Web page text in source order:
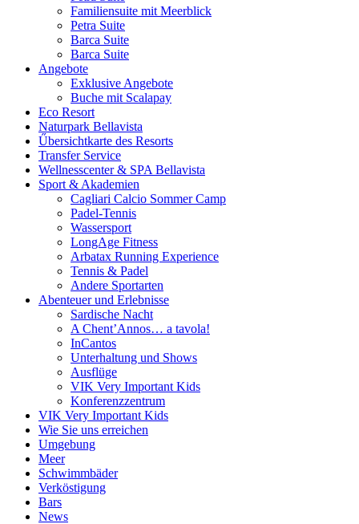
Familiensuite mit Meerblick
Petra Suite
Barca Suite
Barca Suite
Angebote
Exklusive Angebote
Buche mit Scalapay
Eco Resort
Naturpark Bellavista
Űbersichtkarte des Resorts
Transfer Service
Wellnesscenter & SPA Bellavista
Sport & Akademien
Cagliari Calcio Sommer Camp
Padel-Tennis
Wassersport
LongAge Fitness
Arbatax Running Experience
Tennis & Padel
Andere Sportarten
Abenteuer und Erlebnisse
Sardische Nacht
A Chent’Annos… a tavola!
InCantos
Unterhaltung und Shows
Ausflüge
VIK Very Important Kids
Konferenzzentrum
VIK Very Important Kids
Wie Sie uns erreichen
Umgebung
Meer
Schwimmbäder
Verköstigung
Bars
News